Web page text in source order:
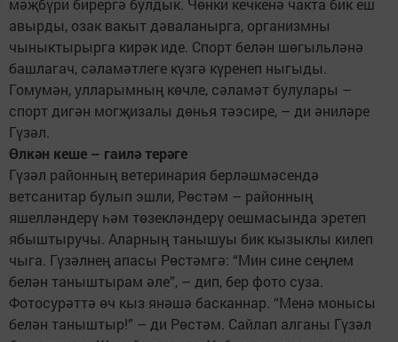
авырды, озак вакыт дәваланырга, организмны
чыныктырырга кирәк иде. Спорт белән шөгыльләнә
башлагач, сәламәтлеге күзгә күренеп ныгыды.
Гомумән, улларымның көчле, сәламәт булулары –
спорт дигән могҗизалы дөнья тәэсире, – ди әниләре
Гүзәл.
Өлкән кеше – гаилә терәге
Гүзәл районның ветеринария берләшмәсендә
ветсанитар булып эшли, Рөстәм – районның
яшелләндерү һәм төзекләндерү оешмасында эретеп
ябыштыручы. Аларның танышуы бик кызыклы килеп
чыга. Гүзәлнең апасы Рөстәмгә: “Мин сине сеңлем
белән таныштырам әле”, – дип, бер фото суза.
Фотосурәттә өч кыз янәшә басканнар. “Менә монысы
белән таныштыр!” – ди Рөстәм. Сайлап алганы Гүзәл